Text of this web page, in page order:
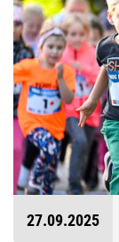
27.09.2025